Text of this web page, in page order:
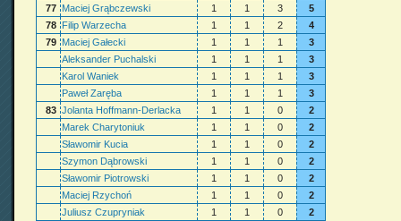
77 Maciej Grąbczewski 1 1 3
5
78 Filip Warzecha 1 1 2
4
79 Maciej Gałecki 1 1 1
3
Aleksander Puchalski
1 1 1
3
Karol Waniek
1 1 1
3
Paweł Zaręba
1 1 1
3
83 Jolanta Hoffmann-Derlacka 1 1 0
2
Marek Charytoniuk
1 1 0
2
Sławomir Kucia
1 1 0
2
Szymon Dąbrowski
1 1 0
2
Sławomir Piotrowski
1 1 0
2
Maciej Rzychoń
1 1 0
2
Juliusz Czupryniak
1 1 0
2